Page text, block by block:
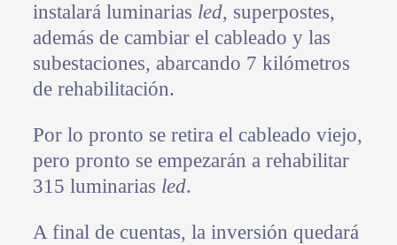
instalará luminarias led, superpostes,
además de cambiar el cableado y las
subestaciones, abarcando 7 kilómetros
de rehabilitación.
Por lo pronto se retira el cableado viejo,
pero pronto se empezarán a rehabilitar
315 luminarias led.
A final de cuentas, la inversión quedará